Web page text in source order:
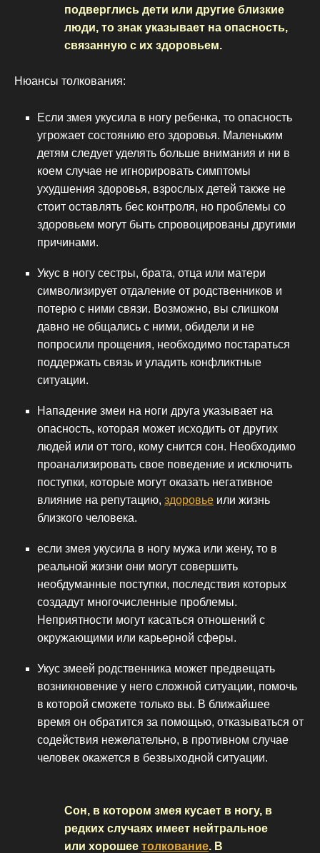
подверглись дети или другие близкие
люди, то знак указывает на опасность,
связанную с их здоровьем.
Нюансы толкования:
Если змея укусила в ногу ребенка, то опасность
угрожает состоянию его здоровья. Маленьким
детям следует уделять больше внимания и ни в
коем случае не игнорировать симптомы
ухудшения здоровья, взрослых детей также не
стоит оставлять бес контроля, но проблемы со
здоровьем могут быть спровоцированы другими
причинами.
Укус в ногу сестры, брата, отца или матери
символизирует отдаление от родственников и
потерю с ними связи. Возможно, вы слишком
давно не общались с ними, обидели и не
попросили прощения, необходимо постараться
поддержать связь и уладить конфликтные
ситуации.
Нападение змеи на ноги друга указывает на
опасность, которая может исходить от других
людей или от того, кому снится сон. Необходимо
проанализировать свое поведение и исключить
поступки, которые могут оказать негативное
влияние на репутацию, здоровье или жизнь
близкого человека.
если змея укусила в ногу мужа или жену, то в
реальной жизни они могут совершить
необдуманные поступки, последствия которых
создадут многочисленные проблемы.
Неприятности могут касаться отношений с
окружающими или карьерной сферы.
Укус змеей родственника может предвещать
возникновение у него сложной ситуации, помочь
в которой сможете только вы. В ближайшее
время он обратится за помощью, отказываться от
содействия нежелательно, в противном случае
человек окажется в безвыходной ситуации.
Сон, в котором змея кусает в ногу, в
редких случаях имеет нейтральное
или хорошее толкование. В